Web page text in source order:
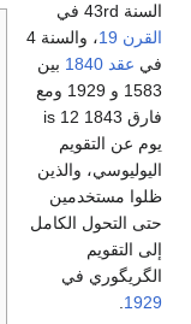
السنة 43rd في
القرن 19
، والسنة 4
في عقد 1840
بين
1583 و 1929 ومع
فارق 1843 is 12
يوم عن التقويم
اليوليوسي، والذين
ظلوا مستخدمين
حتى التحول الكامل
إلى التقويم
الگريگوري في
1929